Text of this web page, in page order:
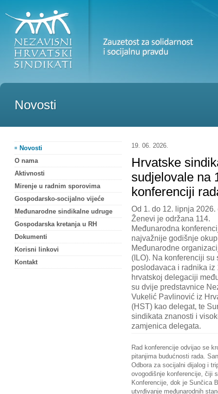
Novosti
19. 06. 2026.
Hrvatske
sudjelovale na
konferenciji
Od 1. do 12. lipnja 2026.
Ženevi je održana 114.
Međunarodna
najvažnije godišnje
Međunarodne
(ILO). Na konferenciji
poslodavaca i radnika iz
hrvatskoj delegaciji
su dvije predstavnice
Vukelić Pavlinović iz
(HST) kao delegat, te
sindikata znanosti i
zamjenica delegata.
Rad konferencije odvijao se
pitanjima budućnosti rada.
Odbora za socijalni dijalog i
ovogodišnje konferencije, čiji
Konferencije, dok je Sunčica
utvrđivanje međunarodnih
Novosti
O nama
Aktivnosti
Mirenje u radnim sporovima
Gospodarsko-socijalno vijeće
Međunarodne sindikalne udruge
Gospodarska kretanja u RH
Dokumenti
Korisni linkovi
Kontakt